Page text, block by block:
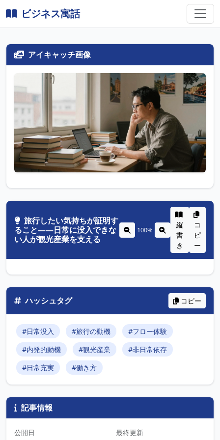
ビジネス寓話
アイキャッチ画像
旅行したい気持ちが証明す
ること――日常に没入できな
い人が観光産業を支える
100%
縦
書
き
コ
ピ
ー
ハッシュタグ コピー
#日常没入 #旅行の動機
#フロー体験
#内発的動機
#観光産業
#非日常依存
#日常充実
#働き方
記事情報
公開日 最終更新